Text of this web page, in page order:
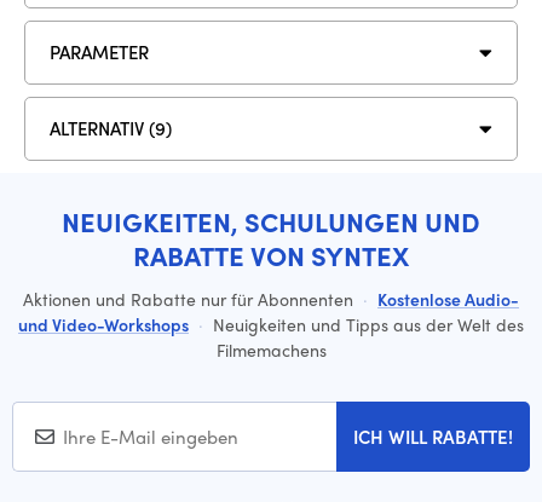
PARAMETER
ALTERNATIV (9)
NEUIGKEITEN, SCHULUNGEN UND
RABATTE VON SYNTEX
Aktionen und Rabatte nur für Abonnenten · Kostenlose Audio-
und Video-Workshops · Neuigkeiten und Tipps aus der Welt des
Filmemachens
ICH WILL RABATTE!